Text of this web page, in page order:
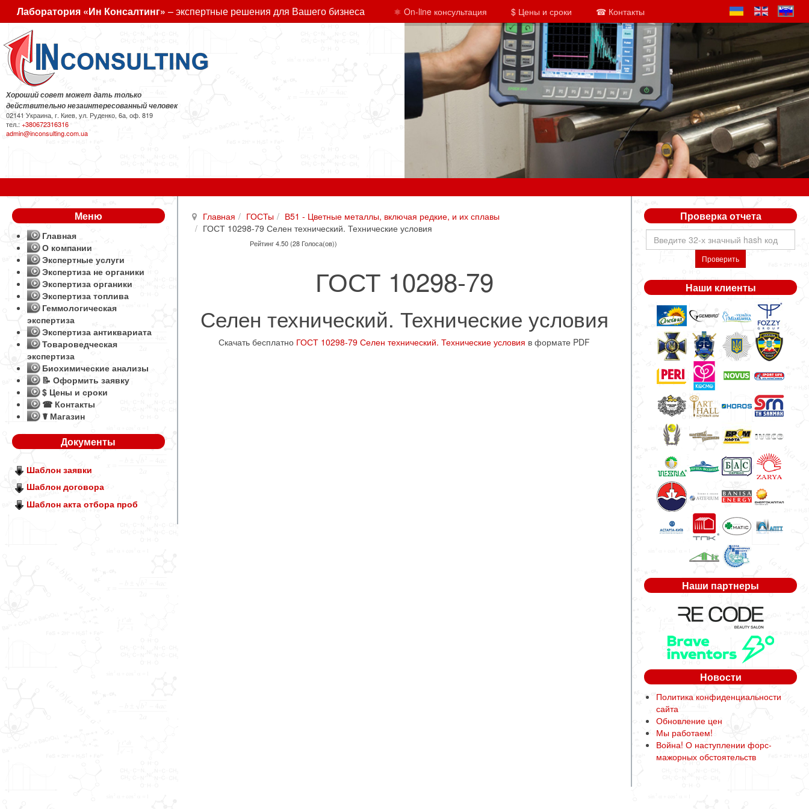
Лаборатория «Ин Консалтинг» – экспертные решения для Вашего бизнеса ⚛ On-line консультация $ Цены и сроки ☎ Контакты
Хороший совет может дать только
действительно незаинтересованный человек
02141 Украина, г. Киев, ул. Руденко, 6а, оф. 819
тел.:+380672316316
admin@inconsulting.com.ua
Главная ГОСТы
В51 - Цветные металлы, включая редкие, и их сплавы
ГОСТ 10298-79 Селен технический. Технические условия
Рейтинг 4.50 (28 Голоса(ов))
ГОСТ 10298-79
Селен технический. Технические условия
Скачать бесплатно ГОСТ 10298-79 Селен технический. Технические условия в формате PDF
Меню
Главная
О компании
Экспертные услуги
Экспертиза не органики
Экспертиза органики
Экспертиза топлива
Геммологическая
экспертиза
Экспертиза антиквариата
Товароведческая
экспертиза
Биохимические анализы
📝 Оформить заявку
$ Цены и сроки
☎ Контакты
☤ Магазин
Документы
Шаблон заявки
Шаблон договора
Шаблон акта отбора проб
Проверка отчета
Проверить
Наши клиенты
Наши партнеры
Новости
Политика конфиденциальности
сайта
Обновление цен
Мы работаем!
Война! О наступлении форс-
мажорных обстоятельств